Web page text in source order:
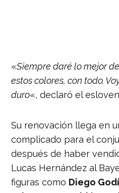
«Siempre daré lo mejor
estos colores, con todo.
duro«, declaró el
Su renovación llega en
complicado para el
después de haber
Lucas Hernández al
figuras como Diego